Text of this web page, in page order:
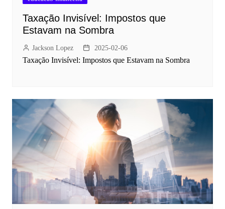
Taxação Invisível: Impostos que
Estavam na Sombra
Jackson Lopez 2025-02-06
Taxação Invisível: Impostos que Estavam na Sombra